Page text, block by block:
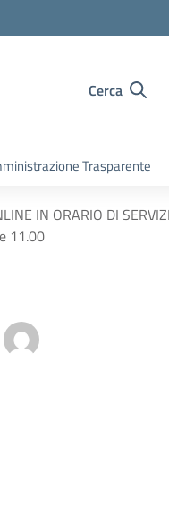
Cerca
Trasparente
IN ORARIO DI
11.00